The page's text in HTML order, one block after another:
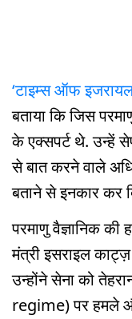
‘टाइम्स ऑफ
बताया कि जिस
के एक्सपर्ट थे. उन्हें
से बात करने वाले
बताने से इनकार कर
परमाणु वैज्ञानिक की
मंत्री इसराइल
उन्होंने सेना को
regime) पर हमले